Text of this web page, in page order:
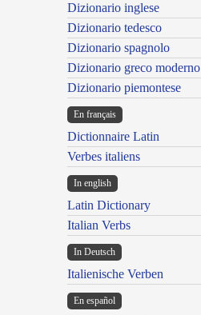
Dizionario inglese
Dizionario tedesco
Dizionario spagnolo
Dizionario greco moderno
Dizionario piemontese
En français
Dictionnaire Latin
Verbes italiens
In english
Latin Dictionary
Italian Verbs
In Deutsch
Italienische Verben
En español